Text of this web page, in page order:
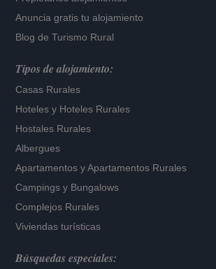
Anuncia gratis tu alojamiento
Blog de Turismo Rural
Tipos de alojamiento:
Casas Rurales
Hoteles y Hoteles Rurales
Hostales Rurales
Albergues
Apartamentos yApartamentos Rurales
Campings y Bungalows
Complejos Rurales
Viviendas turísticas
Búsquedas especiales: